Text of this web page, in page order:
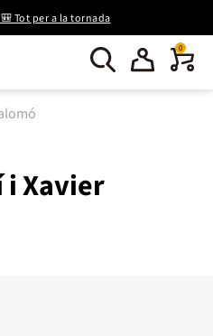
Tot per a la tornada
0
Xavier